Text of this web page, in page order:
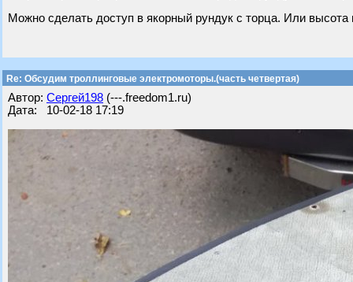
Можно сделать доступ в якорный рундук с торца. Или высота
Re: Обсудим троллинговые электромоторы.(часть четвертая)
Автор: Сергей198 (---.freedom1.ru)
Дата: 10-02-18 17:19